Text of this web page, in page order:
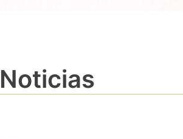
Noticias